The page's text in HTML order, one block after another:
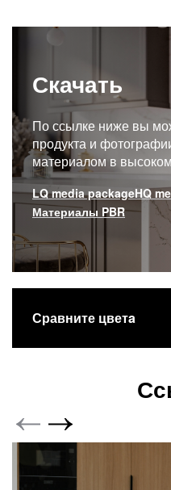
Скачать
По ссылке ниже вы
продукта и
материалом в
LQ media packageHQ
Материалы PBR
Сравните цветa